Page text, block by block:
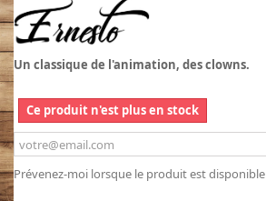
Un classique de l'animation, des clowns.
Ce produit n'est plus en stock
Prévenez-moi lorsque le produit est disponible